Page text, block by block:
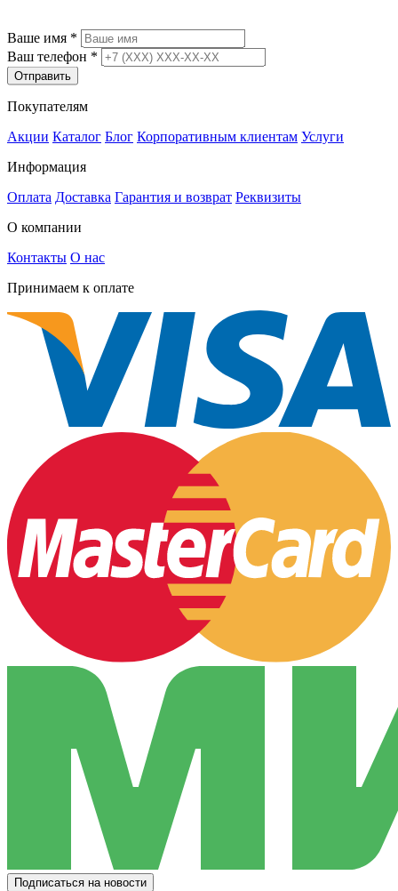
Ваше имя *
Ваш телефон *
Отправить
Покупателям
Акции Каталог Блог Корпоративным клиентам Услуги
Информация
Оплата Доставка Гарантия и возврат Реквизиты
О компании
Контакты О нас
Принимаем к оплате
Подписаться на новости